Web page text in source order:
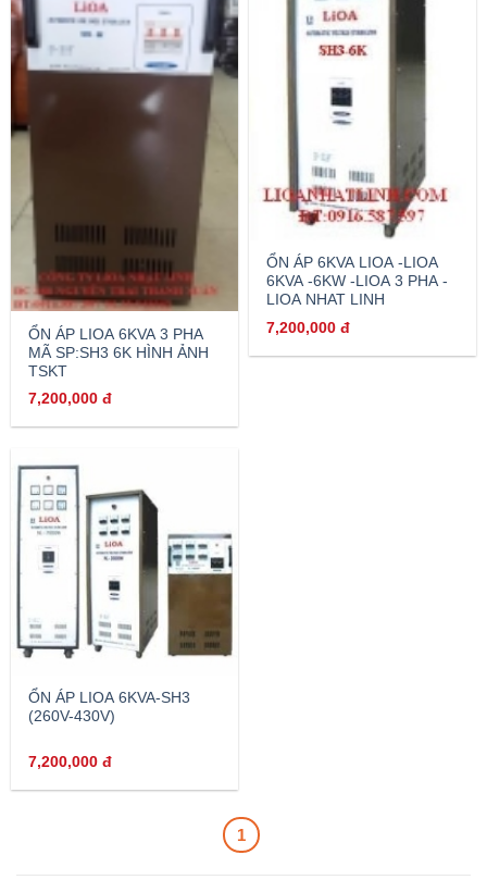
ỔN ÁP LIOA 6KVA 3 PHA
MÃ SP:SH3 6K HÌNH ẢNH
TSKT
7,200,000đ
ỔN ÁP 6KVA LIOA -LIOA
6KVA -6KW -LIOA 3 PHA -
LIOA NHAT LINH
7,200,000đ
ỔN ÁP LIOA 6KVA-SH3
(260V-430V)
7,200,000đ
1